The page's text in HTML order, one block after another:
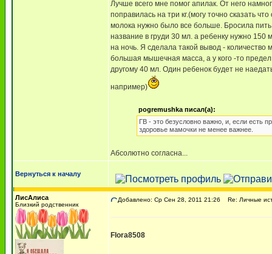
Лучше всего мне помог апилак. От него
поправилась на три кг.(могу точно сказать
молока нужно было все больше. Бросила
название в груди 30 мл. а ребенку нужно
на ночь. Я сделала такой вывод -
большая мышечная масса, а у кого -то
другому 40 мл. Один ребенок будет не
например)
pogremushka писал(а):
ГВ - это безусловно важно, и, если есть
здоровье мамочки не менее важнее.
Абсолютно согласна...
Вернуться к началу
ЛисАлиса
Близкий родственник
Добавлено: Ср Сен 28, 2011 21:26 Re: Личные
Flora8508